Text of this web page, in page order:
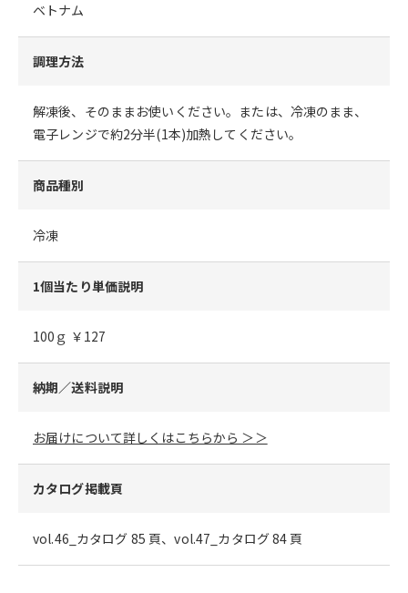
ベトナム
調理方法
解凍後、そのままお使いください。または、冷凍のまま、
電子レンジで約2分半(1本)加熱してください。
商品種別
冷凍
1個当たり単価説明
100ｇ ￥127
納期／送料説明
お届けについて詳しくはこちらから ＞＞
カタログ掲載頁
vol.46_カタログ 85 頁、vol.47_カタログ 84 頁